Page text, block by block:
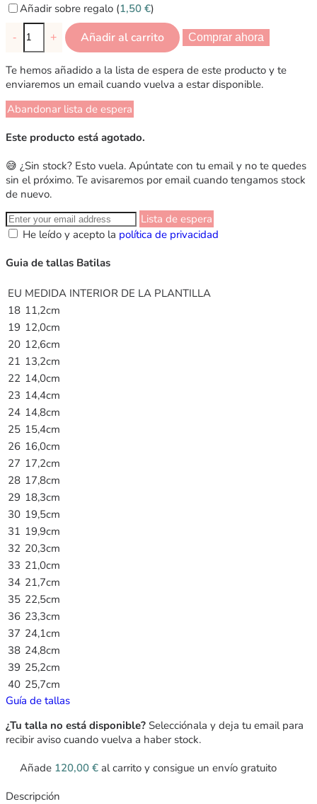
Añadir sobre regalo (1,50 €)
- + Añadir al carrito Comprar ahora
Te hemos añadido a la lista de espera de este producto y te
enviaremos un email cuando vuelva a estar disponible.
Abandonar lista de espera
Este producto está agotado.
😅 ¿Sin stock? Esto vuela. Apúntate con tu email y no te quedes
sin el próximo. Te avisaremos por email cuando tengamos stock
de nuevo.
Lista de espera
He leído y acepto la política de privacidad
Guia de tallas Batilas
EU MEDIDA INTERIOR DE LA PLANTILLA
18 11,2cm
19 12,0cm
20 12,6cm
21 13,2cm
22 14,0cm
23 14,4cm
24 14,8cm
25 15,4cm
26 16,0cm
27 17,2cm
28 17,8cm
29 18,3cm
30 19,5cm
31 19,9cm
32 20,3cm
33 21,0cm
34 21,7cm
35 22,5cm
36 23,3cm
37 24,1cm
38 24,8cm
39 25,2cm
40 25,7cm
Guía de tallas
¿Tu talla no está disponible? Selecciónala y deja tu email para
recibir aviso cuando vuelva a haber stock.
Añade 120,00 € al carrito y consigue un envío gratuito
Descripción